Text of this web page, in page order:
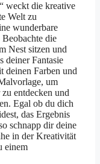
weckt die kreative
Welt zu
wunderbare
die
Nest sitzen und
deiner Fantasie
deinen Farben und
um
entdecken und
Egal ob du dich
das Ergebnis
schnapp dir deine
in der Kreativität
einem